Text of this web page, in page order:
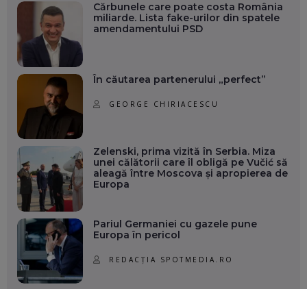
Cărbunele care poate costa România
miliarde. Lista fake-urilor din spatele
amendamentului PSD
În căutarea partenerului „perfect”
GEORGE CHIRIACESCU
Zelenski, prima vizită în Serbia. Miza
unei călătorii care îl obligă pe Vučić să
aleagă între Moscova și apropierea de
Europa
Pariul Germaniei cu gazele pune
Europa în pericol
REDACȚIA SPOTMEDIA.RO